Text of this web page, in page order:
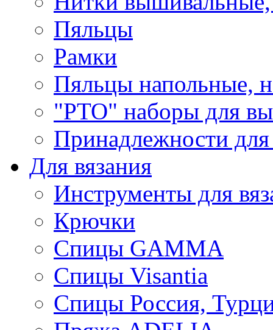
Пяльцы
Рамки
Пяльцы напольные,
"РТО" наборы для
Принадлежности
Для вязания
Инструменты для
Крючки
Спицы GAMMA
Спицы Visantia
Спицы Россия,